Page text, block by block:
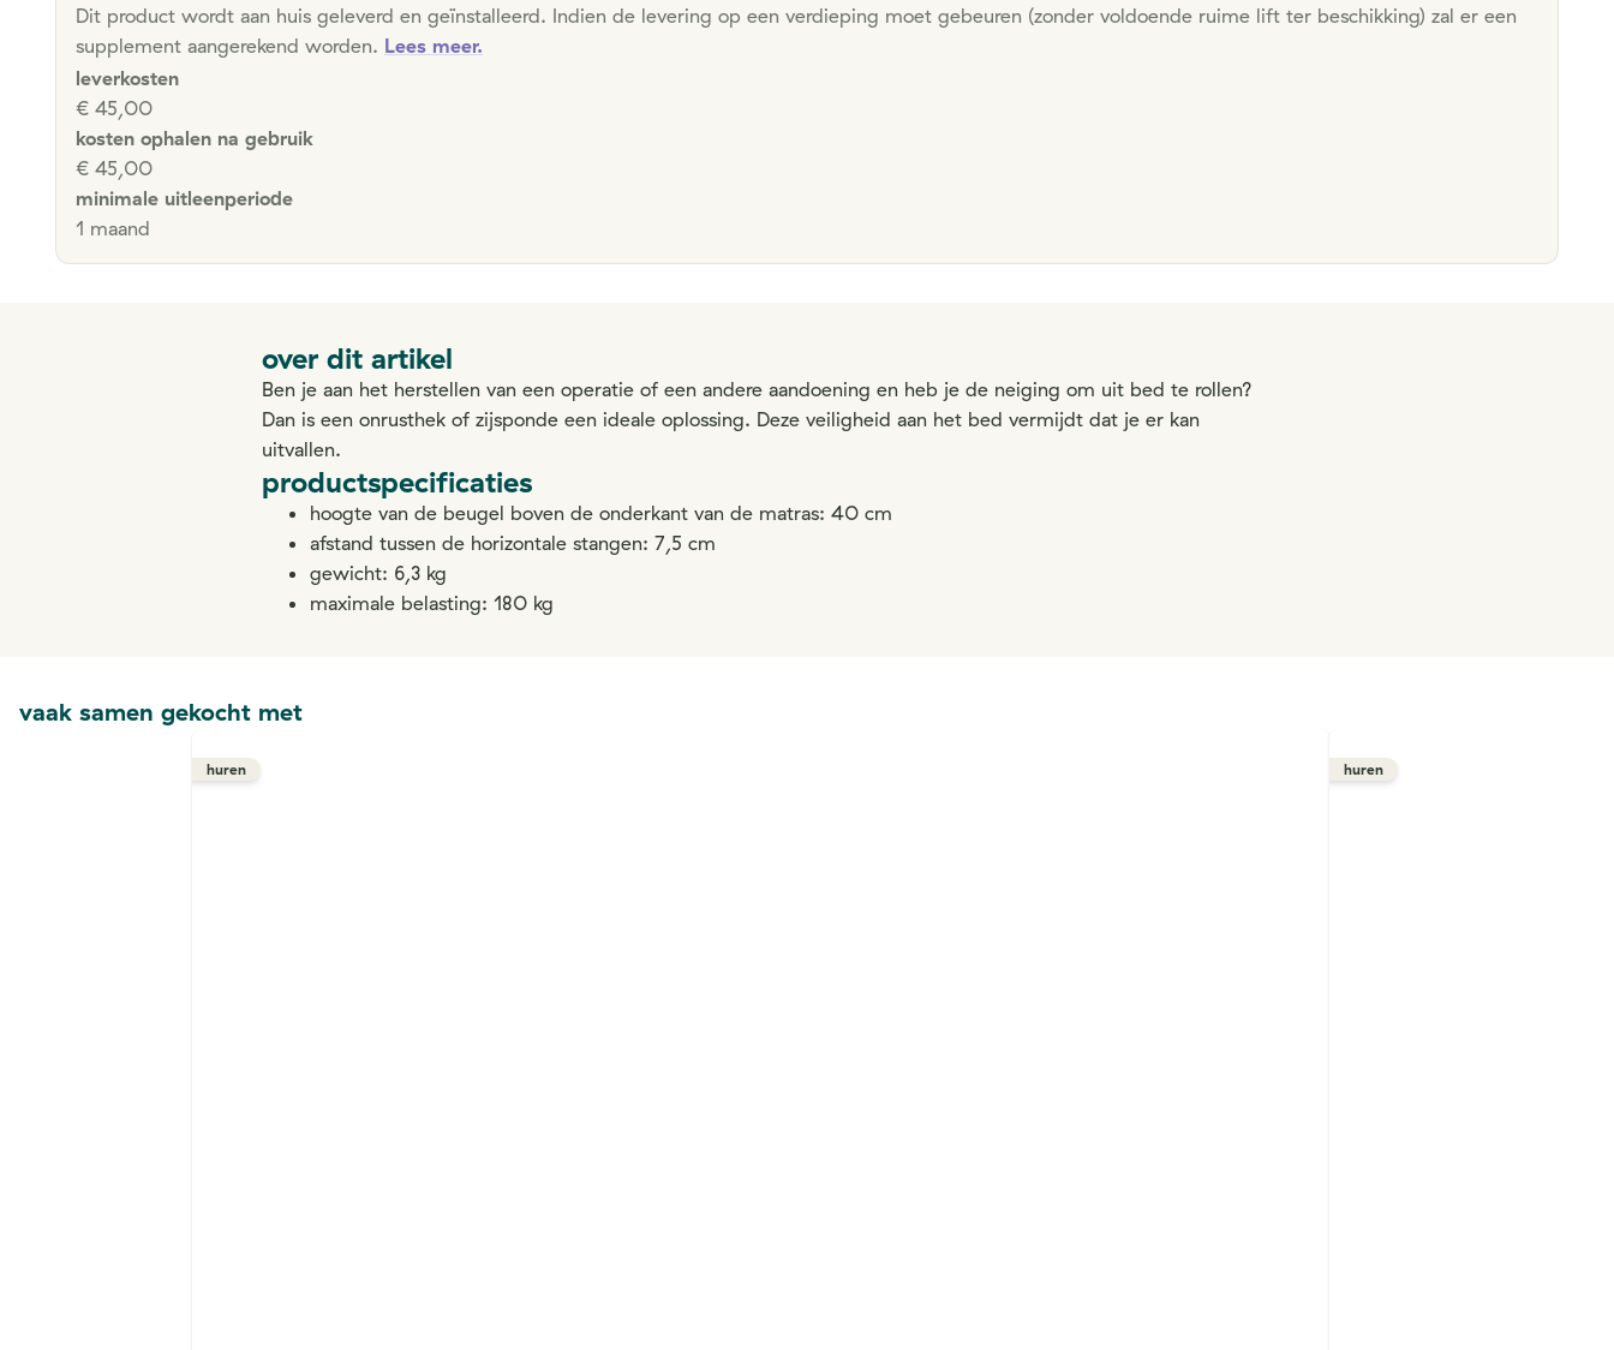
Dit product wordt aan huis geleverd en geïnstalleerd. Indien de levering op een verdieping moet gebeuren (zonder voldoende ruime lift ter beschikking) zal er een
supplement aangerekend worden. Lees meer.
leverkosten
€ 45,00
kosten ophalen na gebruik
€ 45,00
minimale uitleenperiode
1 maand
over dit artikel
Ben je aan het herstellen van een operatie of een andere aandoening en heb je de neiging om uit bed te rollen?
Dan is een onrusthek of zijsponde een ideale oplossing. Deze veiligheid aan het bed vermijdt dat je er kan
uitvallen.
productspecificaties
hoogte van de beugel boven de onderkant van de matras: 40 cm
afstand tussen de horizontale stangen: 7,5 cm
gewicht: 6,3 kg
maximale belasting: 180 kg
vaak samen gekocht met
huren huren